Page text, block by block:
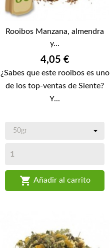
Rooibos Manzana, almendra
y...
Precio
4,05 €
¿Sabes que este rooibos es uno
de los top-ventas de Siente?
Y...
 Añadir al carrito